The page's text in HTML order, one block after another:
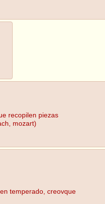
recopilen piezas
mozart)
temperado, creovque